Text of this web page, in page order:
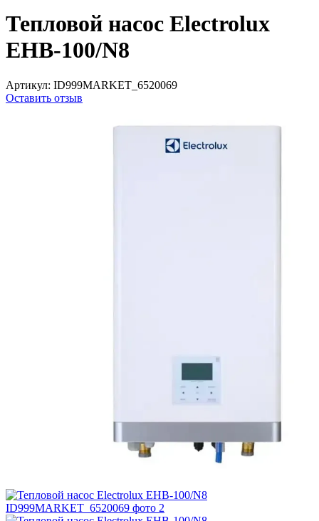
Тепловой насос Electrolux
EHB-100/N8
Артикул: ID999MARKET_6520069
Оставить отзыв